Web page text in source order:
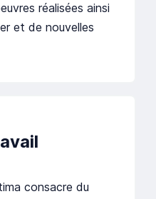
réalisées ainsi
et de nouvelles
consacre du